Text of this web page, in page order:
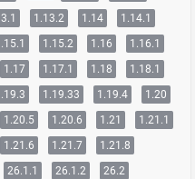
1.13.2 1.14
1.14.1
1.15.2 1.16
1.16.1
1.17 1.17.1 1.18
1.18.1
1.19.33 1.19.4
1.20
1.20.5 1.20.6 1.21
1.21.1
1.21.6 1.21.7
1.21.8
26.1.1 26.1.2 26.2